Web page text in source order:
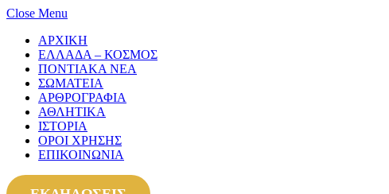
Close Menu
ΑΡΧΙΚΗ
ΕΛΛΑΔΑ – ΚΟΣΜΟΣ
ΠΟΝΤΙΑΚΑ ΝΕΑ
ΣΩΜΑΤΕΙΑ
ΑΡΘΡΟΓΡΑΦΙΑ
ΑΘΛΗΤΙΚΑ
ΙΣΤΟΡΙΑ
ΟΡΟΙ ΧΡΗΣΗΣ
ΕΠΙΚΟΙΝΩΝΙΑ